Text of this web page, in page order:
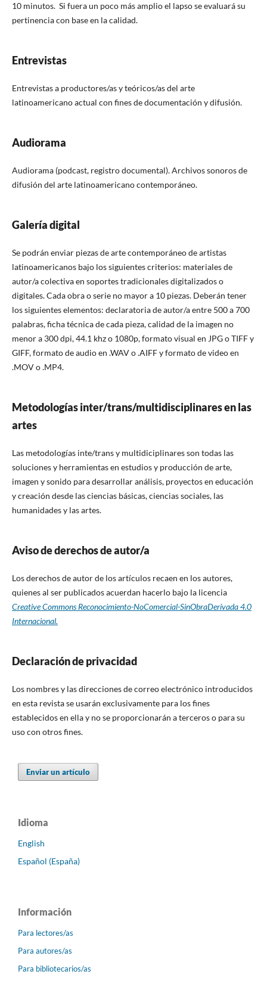
10 minutos. Si fuera un poco más amplio el lapso se evaluará su
pertinencia con base en la calidad.
Entrevistas
Entrevistas a productores/as y teóricos/as del arte
latinoamericano actual con fines de documentación y difusión.
Audiorama
Audiorama (podcast, registro documental). Archivos sonoros de
difusión del arte latinoamericano contemporáneo.
Galería digital
Se podrán enviar piezas de arte contemporáneo de artistas
latinoamericanos bajo los siguientes criterios: materiales de
autor/a colectiva en soportes tradicionales digitalizados o
digitales. Cada obra o serie no mayor a 10 piezas. Deberán tener
los siguientes elementos: declaratoria de autor/a entre 500 a 700
palabras, ficha técnica de cada pieza, calidad de la imagen no
menor a 300 dpi, 44.1 khz o 1080p, formato visual en JPG o TIFF y
GIFF, formato de audio en .WAV o .AIFF y formato de video en
.MOV o .MP4.
Metodologías inter/trans/multidisciplinares en las
artes
Las metodologías inte/trans y multidiciplinares son todas las
soluciones y herramientas en estudios y producción de arte,
imagen y sonido para desarrollar análisis, proyectos en educación
y creación desde las ciencias básicas, ciencias sociales, las
humanidades y las artes.
Aviso de derechos de autor/a
Los derechos de autor de los artículos recaen en los autores,
quienes al ser publicados acuerdan hacerlo bajo la licencia
Creative Commons Reconocimiento-NoComercial-SinObraDerivada 4.0
Internacional.
Declaración de privacidad
Los nombres y las direcciones de correo electrónico introducidos
en esta revista se usarán exclusivamente para los fines
establecidos en ella y no se proporcionarán a terceros o para su
uso con otros fines.
Enviar un artículo
Idioma
English
Español (España)
Información
Para lectores/as
Para autores/as
Para bibliotecarios/as